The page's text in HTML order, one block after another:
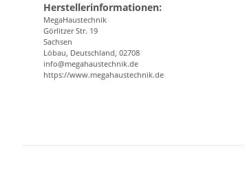
Herstellerinformationen:
MegaHaustechnik
Görlitzer Str. 19
Sachsen
Löbau, Deutschland, 02708
info@megahaustechnik.de
https://www.megahaustechnik.de